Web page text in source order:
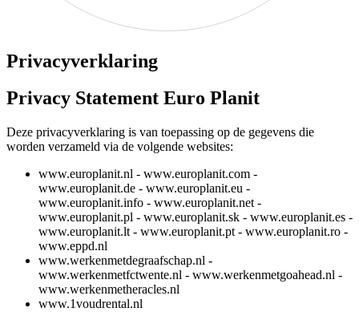
Privacyverklaring
Privacy Statement Euro Planit
Deze privacyverklaring is van toepassing op de gegevens die
worden verzameld via de volgende websites:
www.europlanit.nl - www.europlanit.com -
www.europlanit.de - www.europlanit.eu -
www.europlanit.info - www.europlanit.net -
www.europlanit.pl - www.europlanit.sk - www.europlanit.es -
www.europlanit.lt - www.europlanit.pt - www.europlanit.ro -
www.eppd.nl
www.werkenmetdegraafschap.nl -
www.werkenmetfctwente.nl - www.werkenmetgoahead.nl -
www.werkenmetheracles.nl
www.1voudrental.nl